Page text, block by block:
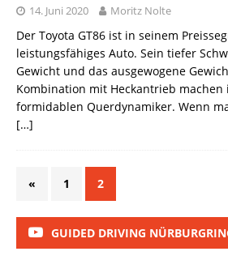
14. Juni 2020 Moritz Nolte
Der Toyota GT86 ist in seinem
leistungsfähiges Auto. Sein tiefer
Gewicht und das ausgewogene
Kombination mit Heckantrieb machen
formidablen Querdynamiker. Wenn
[…]
« 1 2
GUIDED DRIVING